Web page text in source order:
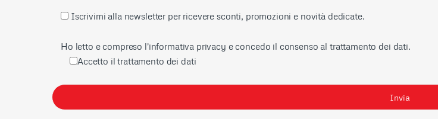
Iscrivimi alla newsletter per ricevere sconti, promozioni e novità dedicate.
Ho letto e compreso l'informativa privacy e concedo il consenso al trattamento dei dati.
Accetto il trattamento dei dati